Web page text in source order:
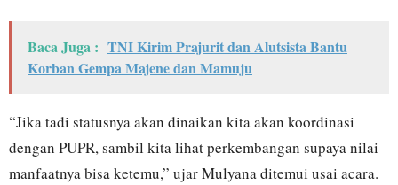
Baca Juga : TNI Kirim Prajurit dan Alutsista Bantu
Korban Gempa Majene dan Mamuju
“Jika tadi statusnya akan dinaikan kita akan koordinasi
dengan PUPR, sambil kita lihat perkembangan supaya nilai
manfaatnya bisa ketemu,” ujar Mulyana ditemui usai acara.